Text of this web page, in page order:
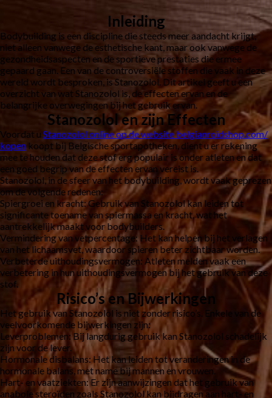
Inleiding
Bodybuilding is een discipline die steeds meer aandacht krijgt,
niet alleen vanwege de esthetische kant, maar ook vanwege de
gezondheidsaspecten en de sportieve prestaties die ermee
gepaard gaan. Een van de controversiële stoffen die vaak in deze
wereld wordt besproken, is Stanozolol. Dit artikel geeft u een
overzicht van wat Stanozolol is, de effecten ervan en de
belangrijke overwegingen bij het gebruik ervan.
Stanozolol en zijn Effecten
Voordat u Stanozolol online op de website belgianroidshop.com/
kopen koopt bij Belgische sportapotheken, dient u er rekening
mee te houden dat deze stof erg populair is onder atleten en dat
een goed begrip van de effecten ervan vereist is.
Stanozolol, in de sfeer van het bodybuilding, wordt vaak geprezen
om de volgende redenen:
Spiergroei en kracht:Gebruik van Stanozolol kan leiden tot
significante toename van spiermassa en kracht, wat het
aantrekkelijk maakt voor bodybuilders.
Vermindering van vetpercentage:Het kan helpen bij het verlagen
van het lichaamsvet, waardoor spieren beter zichtbaar worden.
Verbeterde uithoudingsvermogen: Atleten melden vaak een
verbetering in hun uithoudingsvermogen bij het gebruik van deze
stof.
Risico’s en Bijwerkingen
Het gebruik van Stanozolol is niet zonder risico’s. Enkele van de
veelvoorkomende bijwerkingen zijn:
Leverproblemen:Bij langdurig gebruik kan Stanozolol schadelijk
zijn voor de lever.
Hormonale disbalans:Het kan leiden tot veranderingen in de
hormonale balans, met name bij mannen en vrouwen.
Hart- en vaatziekten:Er zijn aanwijzingen dat het gebruik van
anabole steroïden zoals Stanozolol kan bijdragen aan hart- en